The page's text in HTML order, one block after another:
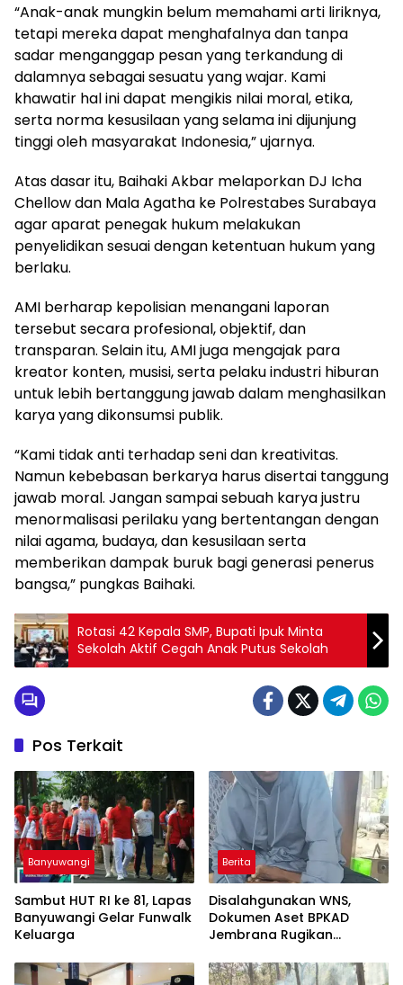
“Anak-anak mungkin belum memahami arti liriknya,
tetapi mereka dapat menghafalnya dan tanpa
sadar menganggap pesan yang terkandung di
dalamnya sebagai sesuatu yang wajar. Kami
khawatir hal ini dapat mengikis nilai moral, etika,
serta norma kesusilaan yang selama ini dijunjung
tinggi oleh masyarakat Indonesia,” ujarnya.
Atas dasar itu, Baihaki Akbar melaporkan DJ Icha
Chellow dan Mala Agatha ke Polrestabes Surabaya
agar aparat penegak hukum melakukan
penyelidikan sesuai dengan ketentuan hukum yang
berlaku.
AMI berharap kepolisian menangani laporan
tersebut secara profesional, objektif, dan
transparan. Selain itu, AMI juga mengajak para
kreator konten, musisi, serta pelaku industri hiburan
untuk lebih bertanggung jawab dalam menghasilkan
karya yang dikonsumsi publik.
“Kami tidak anti terhadap seni dan kreativitas.
Namun kebebasan berkarya harus disertai tanggung
jawab moral. Jangan sampai sebuah karya justru
menormalisasi perilaku yang bertentangan dengan
nilai agama, budaya, dan kesusilaan serta
memberikan dampak buruk bagi generasi penerus
bangsa,” pungkas Baihaki.
Rotasi 42 Kepala SMP, Bupati Ipuk Minta
Sekolah Aktif Cegah Anak Putus Sekolah
Pos Terkait
Banyuwangi
Sambut HUT RI ke 81, Lapas
Banyuwangi Gelar Funwalk
Keluarga
Berita
Disalahgunakan WNS,
Dokumen Aset BPKAD
Jembrana Rugikan